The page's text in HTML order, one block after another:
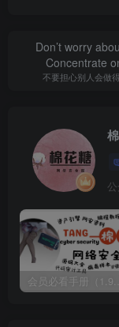
Don’t worry
Concentrate
不要担心别人会做